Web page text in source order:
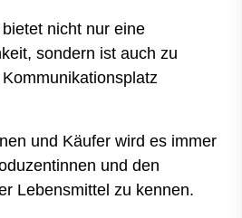
nicht nur eine
sondern ist auch zu
und Käufer wird es immer
und den
Lebensmittel zu kennen.